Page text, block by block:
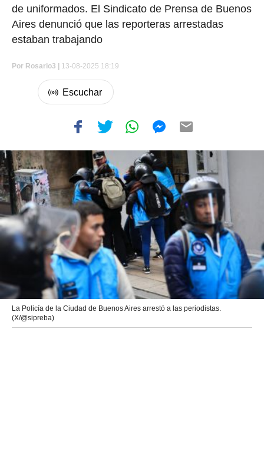
de uniformados. El Sindicato de Prensa de Buenos
Aires denunció que las reporteras arrestadas
estaban trabajando
Por Rosario3 | 13-08-2025 18:19
La Policía de la Ciudad de Buenos Aires arrestó a las periodistas.
(X/@sipreba)